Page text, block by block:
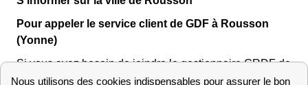
Pour appeler le service client de GDF à Rousson
(Yonne)
Si vous avez besoin de joindre le gestionnaire GRDF de
la ville de Rousson vous pouvez composer l'un des